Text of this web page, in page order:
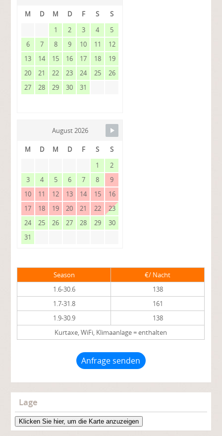
M D M D F S
S
1
2 3 4
5
6
7 8 9 10 11
12
13
14 15 16 17 18
19
20
21 22 23 24 25
26
27
28 29 30 31
August 2026
M D M D F S
S
1
2
3
4 5 6 7 8
9
10
11 12 13 14 15
16
17
18 19 20 21 22
23
24
25 26 27 28 29
30
31
Season
€/ Nacht
1.6-30.6
138
1.7-31.8
161
1.9-30.9
138
Kurtaxe, WiFi, Klimaanlage = enthalten
Anfrage senden
Lage
Klicken Sie hier, um die Karte anzuzeigen